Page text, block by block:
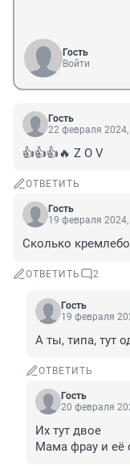
Гость
Войти
Гость
22 февраля 2024,
👍👍👍🔥 Z O V
ОТВЕТИТЬ
Гость
19 февраля 2024,
Сколько
ОТВЕТИТЬ 2
Гость
19 февраля
А ты, типа, тут
ОТВЕТИТЬ
Гость
20 февраля
Их тут двое
Мама фрау и её